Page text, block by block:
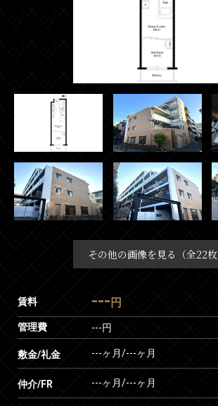
その他の画像を見る（全22枚
賃料 --- 円
管理費 ---円
敷金/礼金 ---ヶ月/---ヶ月
仲介/FR ---ヶ月/---ヶ月